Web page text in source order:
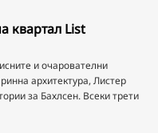
квартал List
и очарователни
архитектура, Листер
за Бахлсен. Всеки трети